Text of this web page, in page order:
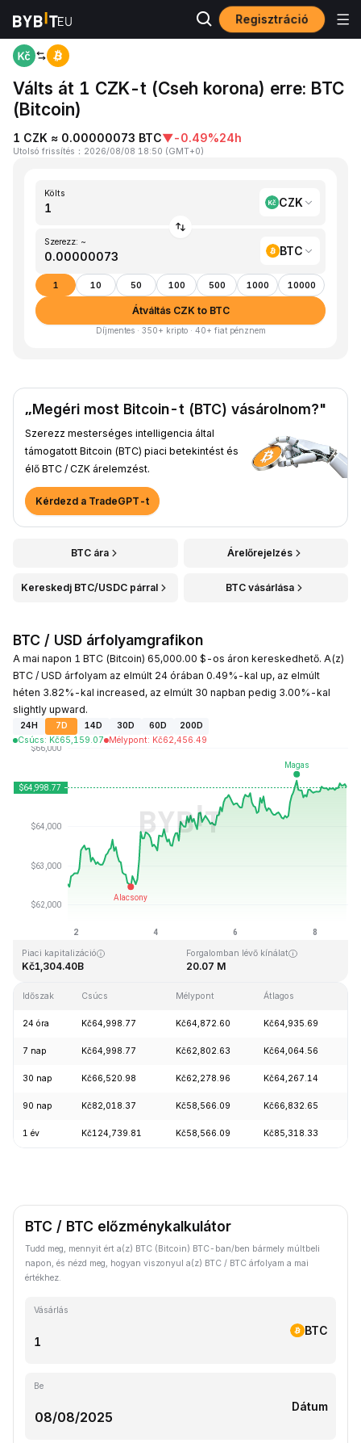
Regisztráció
Kezdőlap CZK to BTC
Válts át 1 CZK-t (Cseh korona) erre: BTC
(Bitcoin)
1 CZK ≈ 0.00000073 BTC▼-0.49%24h
Utolsó frissítés ： 2026/08/08 18:50 (GMT+0)
Költs
CZK
Szerezz: ~
BTC
1 10 50 100 500 1000 10000
Átváltás CZK to BTC
Díjmentes · 350+ kripto · 40+ fiat pénznem
„Megéri most Bitcoin-t (BTC) vásárolnom?"
Szerezz mesterséges intelligencia által
támogatott Bitcoin (BTC) piaci betekintést és
élő BTC / CZK árelemzést.
Kérdezd a TradeGPT-t
BTC ára Árelőrejelzés
Kereskedj BTC/USDC párral BTC vásárlása
BTC / USD árfolyamgrafikon
A mai napon 1 BTC (Bitcoin) 65,000.00 $-os áron kereskedhető. A(z)
BTC / USD árfolyam az elmúlt 24 órában 0.49%-kal up, az elmúlt
héten 3.82%-kal increased, az elmúlt 30 napban pedig 3.00%-kal
slightly upward.
24H 7D 14D 30D 60D
200D
Csúcs: Kč65,159.07 Mélypont: Kč62,456.49
Utolsó frissítés: 2026-08-08, 18:50 GMT+0
Kč126,080.00
Piaci kapitalizáció
Kč1,304.40B
Forgalomban lévő kínálat
20.07 M
Időszak Csúcs Mélypont Átlagos
24 óra Kč64,998.77 Kč64,872.60 Kč64,935.69
7 nap Kč64,998.77 Kč62,802.63 Kč64,064.56
30 nap Kč66,520.98 Kč62,278.96 Kč64,267.14
90 nap Kč82,018.37 Kč58,566.09 Kč66,832.65
1 év Kč124,739.81 Kč58,566.09 Kč85,318.33
BTC / BTC előzménykalkulátor
Tudd meg, mennyit ért a(z) BTC (Bitcoin) BTC-ban/ben bármely múltbeli
napon, és nézd meg, hogyan viszonyul a(z) BTC / BTC árfolyam a mai
értékhez.
Vásárlás
BTC
Be
Dátum